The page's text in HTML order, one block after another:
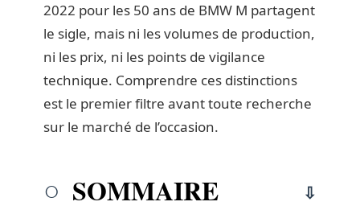
2022 pour les 50 ans de BMW M partagent
le sigle, mais ni les volumes de production,
ni les prix, ni les points de vigilance
technique. Comprendre ces distinctions
est le premier filtre avant toute recherche
sur le marché de l’occasion.
SOMMAIRE